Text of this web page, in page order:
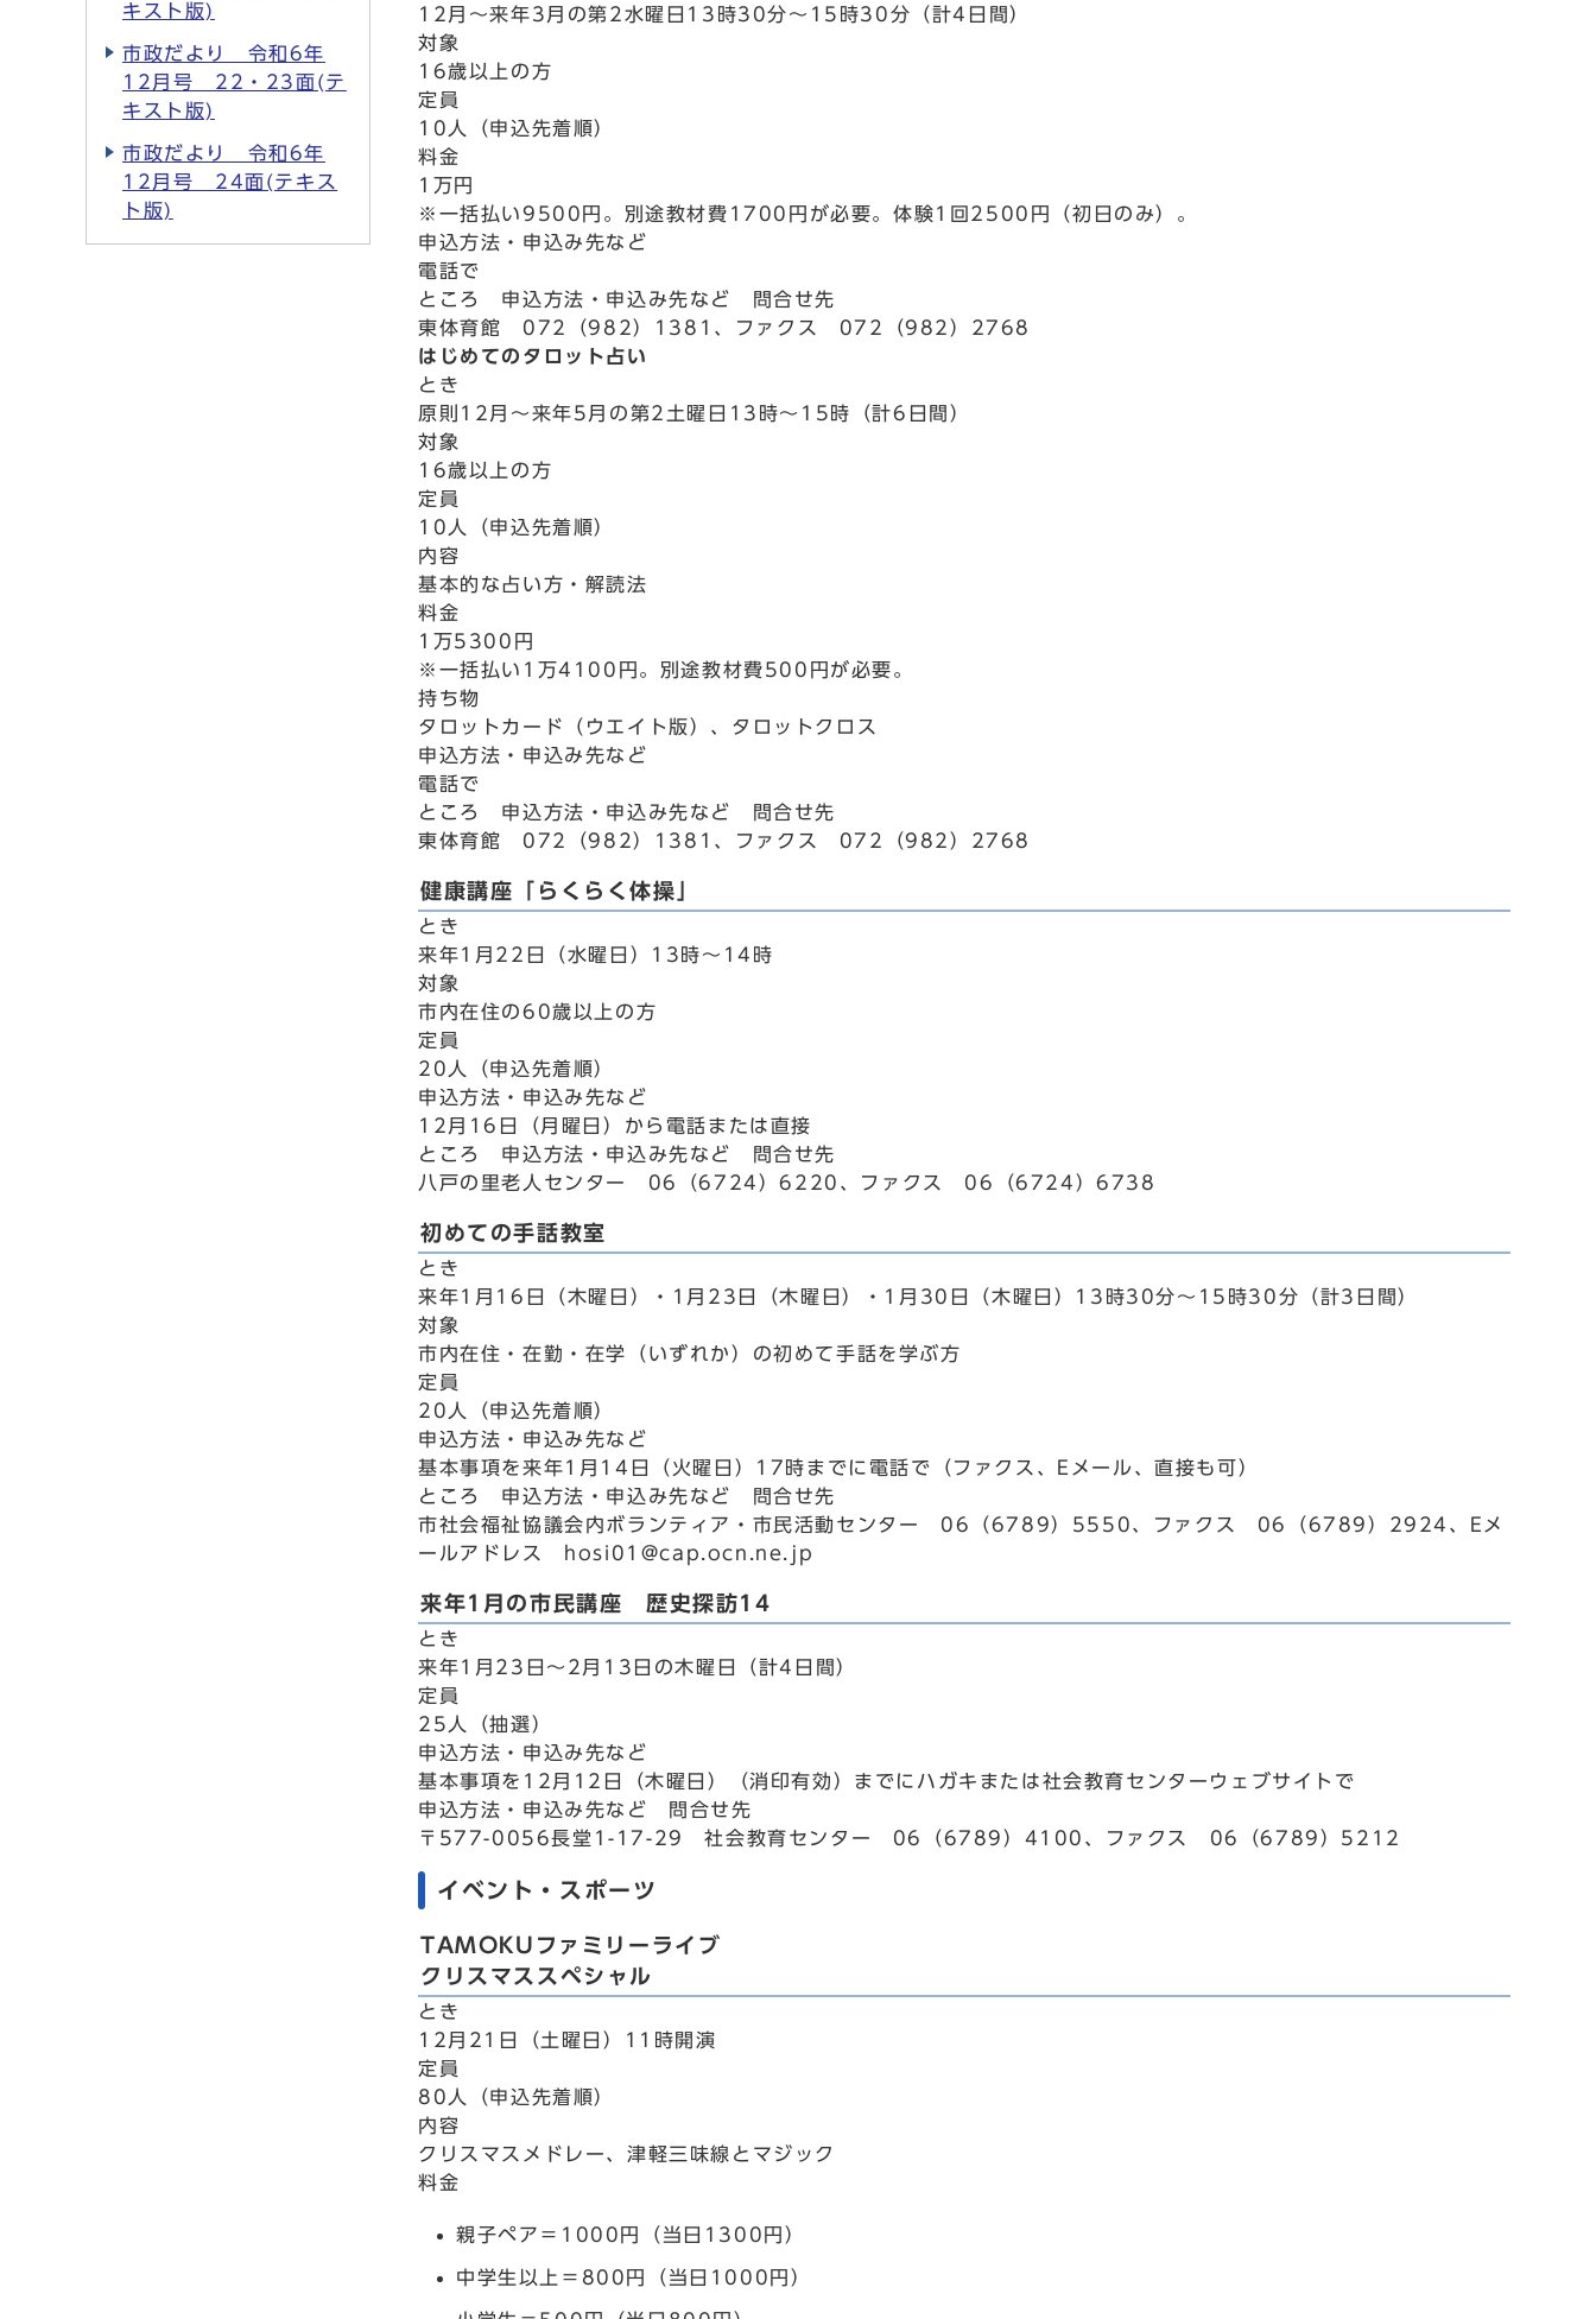
12月～来年3月の第2水曜日13時30分～15時30分（計4日間）
対象
16歳以上の方
定員
10人（申込先着順）
料金
1万円
※一括払い9500円。別途教材費1700円が必要。体験1回2500円（初日のみ）。
申込方法・申込み先など
電話で
ところ 申込方法・申込み先など 問合せ先
東体育館 072（982）1381、ファクス 072（982）2768
はじめてのタロット占い
とき
原則12月～来年5月の第2土曜日13時～15時（計6日間）
対象
16歳以上の方
定員
10人（申込先着順）
内容
基本的な占い方・解読法
料金
1万5300円
※一括払い1万4100円。別途教材費500円が必要。
持ち物
タロットカード（ウエイト版）、タロットクロス
申込方法・申込み先など
電話で
ところ 申込方法・申込み先など 問合せ先
東体育館 072（982）1381、ファクス 072（982）2768
健康講座「らくらく体操」
とき
来年1月22日（水曜日）13時～14時
対象
市内在住の60歳以上の方
定員
20人（申込先着順）
申込方法・申込み先など
12月16日（月曜日）から電話または直接
ところ 申込方法・申込み先など 問合せ先
八戸の里老人センター 06（6724）6220、ファクス 06（6724）6738
初めての手話教室
とき
来年1月16日（木曜日）・1月23日（木曜日）・1月30日（木曜日）13時30分～15時30分（計3日間）
対象
市内在住・在勤・在学（いずれか）の初めて手話を学ぶ方
定員
20人（申込先着順）
申込方法・申込み先など
基本事項を来年1月14日（火曜日）17時までに電話で（ファクス、Eメール、直接も可）
ところ 申込方法・申込み先など 問合せ先
市社会福祉協議会内ボランティア・市民活動センター 06（6789）5550、ファクス 06（6789）2924、Eメ
ールアドレス hosi01@cap.ocn.ne.jp
来年1月の市民講座 歴史探訪14
とき
来年1月23日～2月13日の木曜日（計4日間）
定員
25人（抽選）
申込方法・申込み先など
基本事項を12月12日（木曜日）（消印有効）までにハガキまたは社会教育センターウェブサイトで
申込方法・申込み先など 問合せ先
〒577-0056長堂1-17-29 社会教育センター 06（6789）4100、ファクス 06（6789）5212
イベント・スポーツ
TAMOKUファミリーライブ
クリスマススペシャル
とき
12月21日（土曜日）11時開演
定員
80人（申込先着順）
内容
クリスマスメドレー、津軽三味線とマジック
料金
親子ペア＝1000円（当日1300円）
中学生以上＝800円（当日1000円）
キスト版)
市政だより 令和6年
12月号 22・23面(テ
キスト版)
市政だより 令和6年
12月号 24面(テキス
ト版)